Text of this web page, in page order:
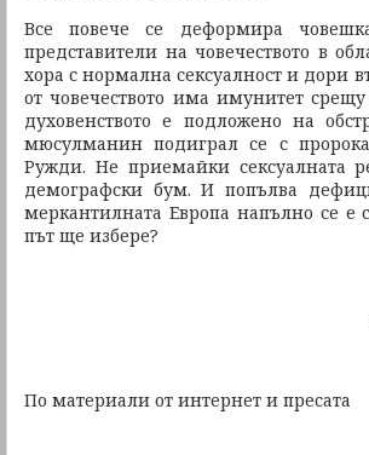
Все повече се деформира
представители на човечеството в
хора с нормална сексуалност и дори
от човечеството има имунитет
духовенството е подложено на
мюсулманин подиграл се с
Ружди. Не приемайки сексуалната
демографски бум. И попълва
меркантилната Европа напълно се е
път ще избере?
По материали от интернет и пресата